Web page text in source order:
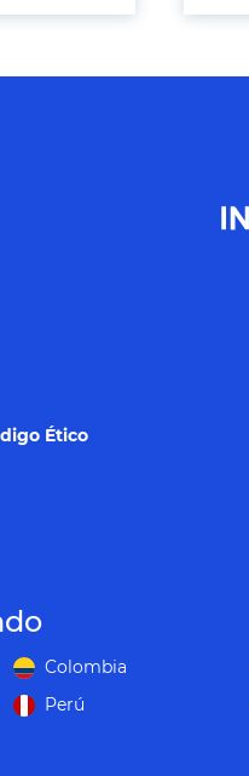
Ético
Colombia
Perú